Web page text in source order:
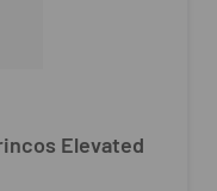
Elevated